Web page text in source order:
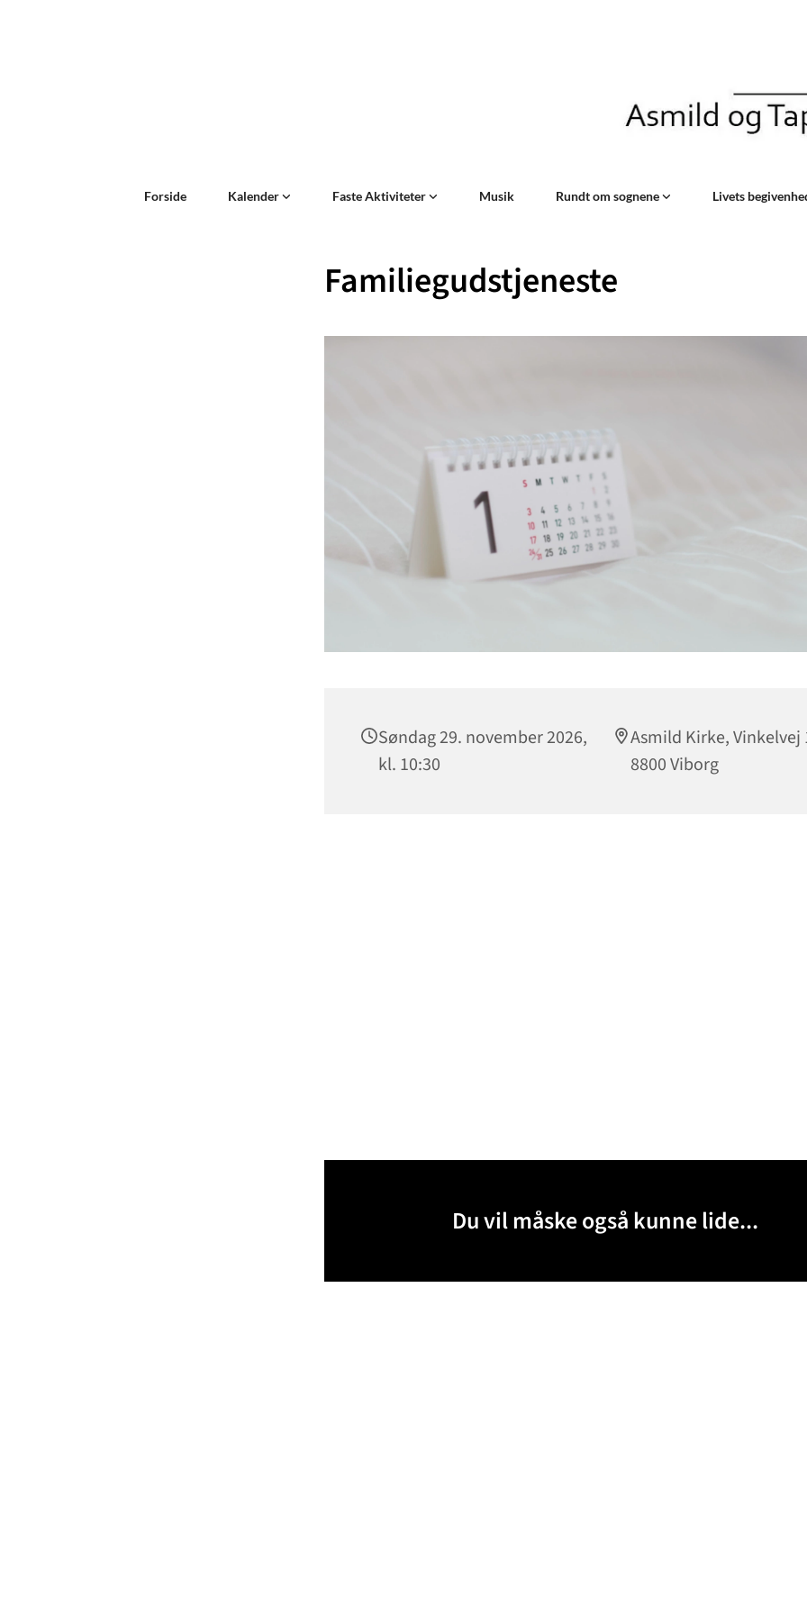
Forside Kalender Faste Aktiviteter Musik Rundt om sognene Livets
Familiegudstjeneste
Søndag 29. november 2026,
kl. 10:30
Asmild Kirke, Vinkelvej
8800 Viborg
Du vil måske også kunne lide...